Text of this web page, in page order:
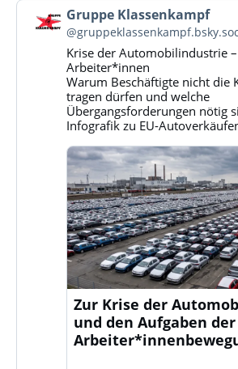
Beitrag
von
Gruppe
Klassenkampf
Bluesky
ansehen
Gruppe Klassenkampf
Krise der Automobilindustrie
Arbeiter*innen
Warum Beschäftigte nicht die
tragen dürfen und welche
Übergangsforderungen nötig
Infografik zu EU-
Zur Krise der
und den Aufgaben der